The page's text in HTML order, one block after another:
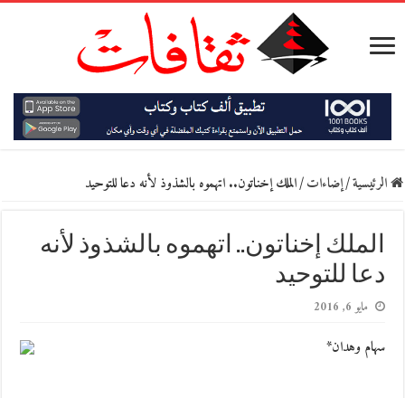
الرئيسية/إضاءات/الملك إخناتون.. اتهموه بالشذوذ لأنه دعا للتوحيد
الملك إخناتون.. اتهموه بالشذوذ لأنه
دعا للتوحيد
مايو 6, 2016
سهام وهدان*